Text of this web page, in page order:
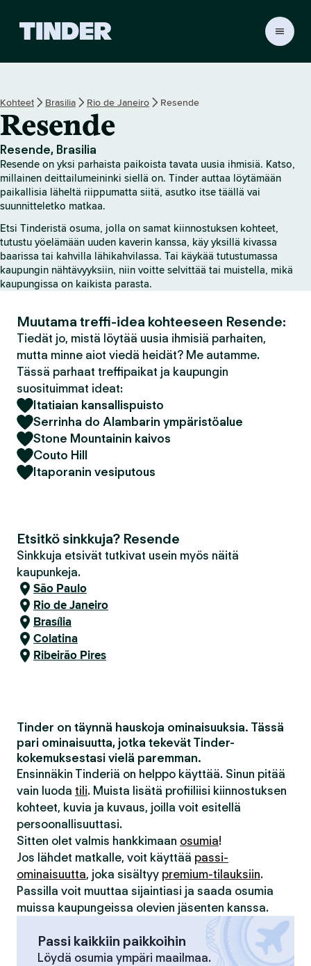
r
n
l
o
i
s
s
i
v
u
Kohteet Brasilia Rio de Janeiro Resende
Resende
Resende, Brasilia
Resende on yksi parhaista paikoista tavata uusia ihmisiä. Katso,
millainen deittailumeininki siellä on. Tinder auttaa löytämään
paikallisia läheltä riippumatta siitä, asutko itse täällä vai
suunnitteletko matkaa.
Etsi Tinderistä osuma, jolla on samat kiinnostuksen kohteet,
tutustu yöelämään uuden kaverin kanssa, käy yksillä kivassa
baarissa tai kahvilla lähikahvilassa. Tai käykää tutustumassa
kaupungin nähtävyyksiin, niin voitte selvittää tai muistella, mikä
kaupungissa on kaikista parasta.
Muutama treffi-idea kohteeseen Resende:
Tiedät jo, mistä löytää uusia ihmisiä parhaiten,
mutta minne aiot viedä heidät? Me autamme.
Tässä parhaat treffipaikat ja kaupungin
suosituimmat ideat:
Itatiaian kansallispuisto
Serrinha do Alambarin ympäristöalue
Stone Mountainin kaivos
Couto Hill
Itaporanin vesiputous
Etsitkö sinkkuja? Resende
Sinkkuja etsivät tutkivat usein myös näitä
kaupunkeja.
São Paulo
Rio de Janeiro
Brasília
Colatina
Ribeirão Pires
Tinder on täynnä hauskoja ominaisuuksia. Tässä
pari ominaisuutta, jotka tekevät Tinder-
kokemuksestasi vielä paremman.
Ensinnäkin Tinderiä on helppo käyttää. Sinun pitää
vain luoda tili. Muista lisätä profiiliisi kiinnostuksen
kohteet, kuvia ja kuvaus, joilla voit esitellä
persoonallisuuttasi.
Sitten olet valmis hankkimaan osumia!
Jos lähdet matkalle, voit käyttää passi-
ominaisuutta, joka sisältyy premium-tilauksiin.
Passilla voit muuttaa sijaintiasi ja saada osumia
muissa kaupungeissa olevien jäsenten kanssa.
Passi kaikkiin paikkoihin
Löydä osumia ympäri maailmaa.